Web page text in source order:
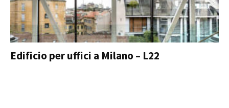
Edificio per uffici a Milano – L22